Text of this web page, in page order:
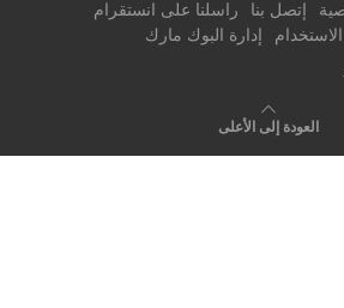
إتصل بنا
راسلنا على انستقرام
الاستخدام
إدارة البوك مارك
العودة إلى الأعلى